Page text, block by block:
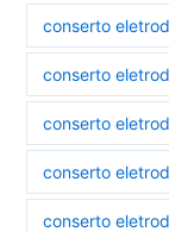
conserto
conserto
conserto
conserto
conserto